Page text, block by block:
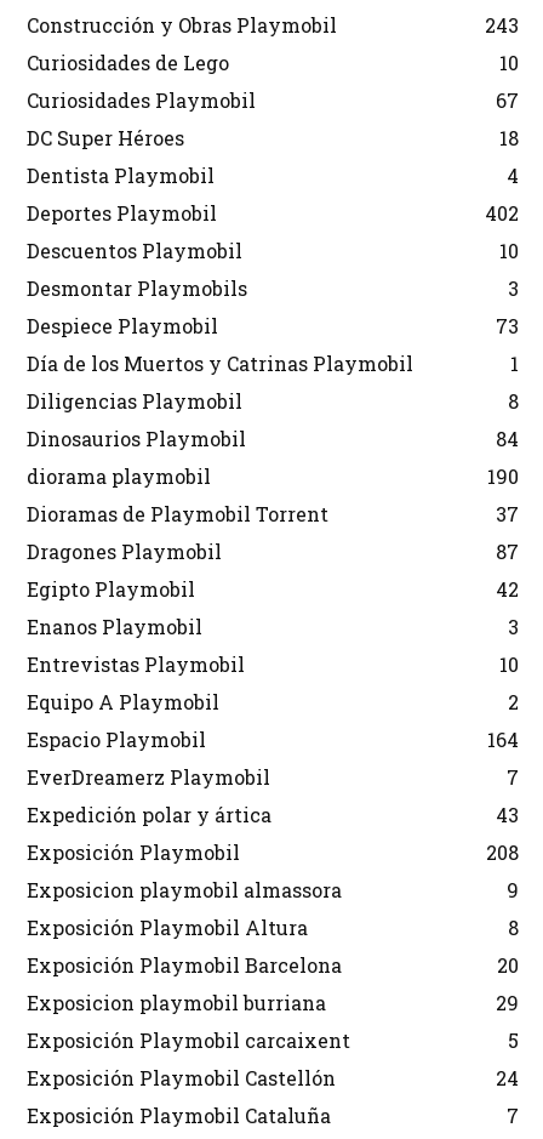
Construcción y Obras Playmobil
243
Curiosidades de Lego
10
Curiosidades Playmobil
67
DC Super Héroes
18
Dentista Playmobil
4
Deportes Playmobil
402
Descuentos Playmobil
10
Desmontar Playmobils
3
Despiece Playmobil
73
Día de los Muertos y Catrinas Playmobil
1
Diligencias Playmobil
8
Dinosaurios Playmobil
84
diorama playmobil
190
Dioramas de Playmobil Torrent
37
Dragones Playmobil
87
Egipto Playmobil
42
Enanos Playmobil
3
Entrevistas Playmobil
10
Equipo A Playmobil
2
Espacio Playmobil
164
EverDreamerz Playmobil
7
Expedición polar y ártica
43
Exposición Playmobil
208
Exposicion playmobil almassora
9
Exposición Playmobil Altura
8
Exposición Playmobil Barcelona
20
Exposicion playmobil burriana
29
Exposición Playmobil carcaixent
5
Exposición Playmobil Castellón
24
Exposición Playmobil Cataluña
7